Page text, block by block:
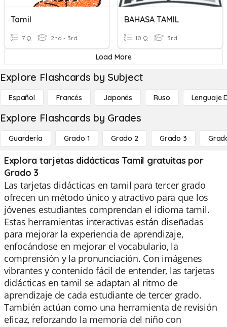
Tamil
7 Q 2nd - 3rd
BAHASA TAMIL
10 Q 3rd
Load More
Explore Flashcards by Subject
Español Francés Japonés Ruso Lenguaje
Explore Flashcards by Grades
Guardería Grado 1 Grado 2 Grado 3
Explora tarjetas didácticas Tamil gratuitas por
Grado 3
Las tarjetas didácticas en tamil para tercer grado
ofrecen un método único y atractivo para que los
jóvenes estudiantes comprendan el idioma tamil.
Estas herramientas interactivas están diseñadas
para mejorar la experiencia de aprendizaje,
enfocándose en mejorar el vocabulario, la
comprensión y la pronunciación. Con imágenes
vibrantes y contenido fácil de entender, las tarjetas
didácticas en tamil se adaptan al ritmo de
aprendizaje de cada estudiante de tercer grado.
También actúan como una herramienta de revisión
eficaz, reforzando la memoria del niño con